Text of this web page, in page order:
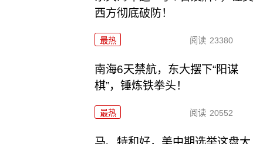
西方彻底破防！
最热 阅读 23380
南海6天禁航，东大摆下“阳谋
棋”，锤炼铁拳头！
最热 阅读 20552